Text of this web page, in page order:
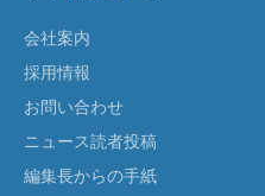
会社案内
採用情報
お問い合わせ
ニュース読者投稿
編集長からの手紙